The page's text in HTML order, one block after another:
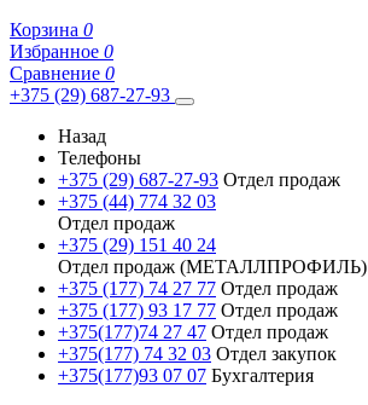
Корзина 0
Избранное 0
Сравнение 0
+375 (29) 687-27-93
Назад
Телефоны
+375 (29) 687-27-93 Отдел продаж
+375 (44) 774 32 03
Отдел продаж
+375 (29) 151 40 24
Отдел продаж (МЕТАЛЛПРОФИЛЬ)
+375 (177) 74 27 77 Отдел продаж
+375 (177) 93 17 77 Отдел продаж
+375(177)74 27 47 Отдел продаж
+375(177) 74 32 03 Отдел закупок
+375(177)93 07 07 Бухгалтерия